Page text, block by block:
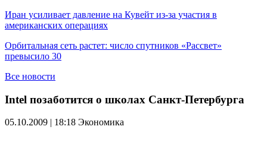
Иран усиливает давление на Кувейт из-за участия в
американских операциях
Орбитальная сеть растет: число спутников «Рассвет»
превысило 30
Все новости
Intel позаботится о школах Санкт-Петербурга
05.10.2009 | 18:18 Экономика